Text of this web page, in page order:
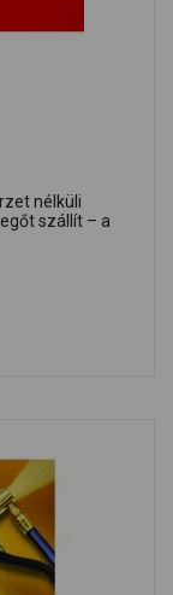
nélküli
szállít – a